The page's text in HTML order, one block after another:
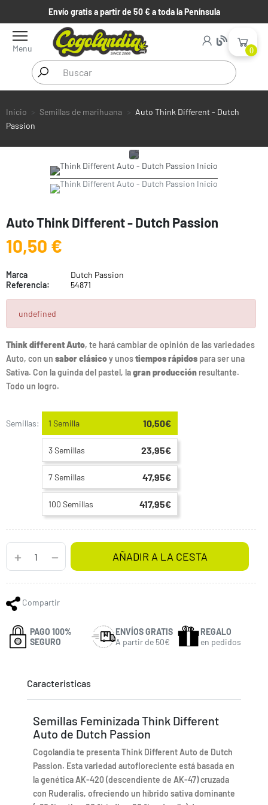
Envío gratis a partir de 50 € a toda la Península
Menu 0
Inicio Semillas de marihuana
Auto Think Different - Dutch
Passion
Auto Think Different - Dutch Passion
10,50 €
Marca
Dutch Passion
Referencia:
54871
undefined
Think different Auto, te hará cambiar de opinión de las variedades
Auto, con un sabor clásicoy unostiempos rápidos para ser una
Sativa. Con la guinda del pastel, lagran producción resultante.
Todo un logro.
Semillas: 1 Semilla 10,50€
3 Semillas 23,95€
7 Semillas 47,95€
100 Semillas 417,95€
AÑADIR A LA CESTA
Compartir
PAGO 100%
SEGURO
ENVÍOS GRATIS
A partir de 50€
REGALO
en pedidos
Caracteristicas
Semillas Feminizada Think Different
Auto de Dutch Passion
Cogolandia te presenta Think Different Auto de Dutch
Passion. Esta variedad autofloreciente está basada en
la genética AK-420 (descendiente de AK-47) cruzada
con Ruderalis, ofreciendo un híbrido sativa dominante